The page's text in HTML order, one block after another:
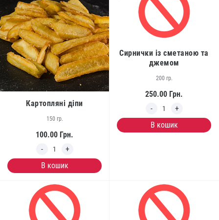
Картопляні діпи
150 гр.
100.00 Грн.
В кошик
Сирнички із сметаною та
джемом
200 гр.
250.00 Грн.
В кошик